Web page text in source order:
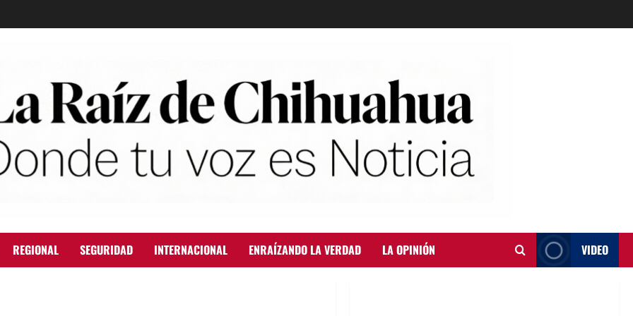
REGIONAL SEGURIDAD INTERNACIONAL ENRAÍZANDO LA VERDAD LA OPINIÓN VIDEO